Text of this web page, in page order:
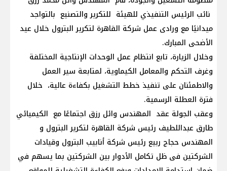
نائب الرئيس التنفيذي للهيئة للتكرير والتصنيع بالتواجد
ميدانيًا مع ورادى عمل شركة القاهرة لتكرير البترول خلال عيد
الأضحى المبارك.
وخلال الزيارة، تابع انتظام عمل الوحدات الإنتاجية المختلفة
وغرف التحكم والمعامل الكيماوية، لمتابعة سير العمل
والاطمئنان على تنفيذ خطط التشغيل بكفاءة عالية، خلال
فترة العطلة الرسمية.
وعقب الجولة عقد المهندس وائل رزق اجتماعًا مع الكيميائي
طارق عبداللطيف رئيس شركة القاهرة لتكرير البترول و
المهندس حجاج ربيع رئيس شركة أنابيب البترول وقيادات
الشركتين فى ظل تكامل الأدوار بين الشركتين بما يسهم في